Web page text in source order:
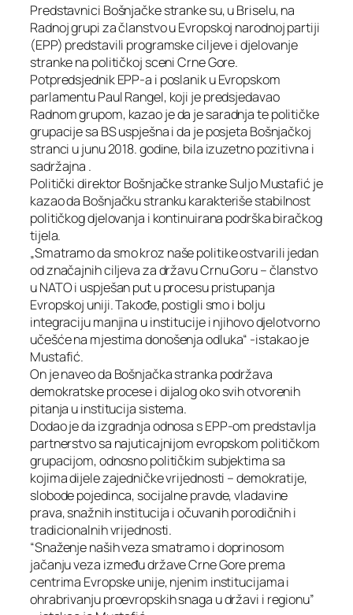
Predstavnici Bošnjačke stranke su, u Briselu, na
Radnoj grupi za članstvo u Evropskoj narodnoj partiji
(EPP) predstavili programske ciljeve i djelovanje
stranke na političkoj sceni Crne Gore.
Potpredsjednik EPP-a i poslanik u Evropskom
parlamentu Paul Rangel, koji je predsjedavao
Radnom grupom, kazao je da je saradnja te političke
grupacije sa BS uspješna i da je posjeta Bošnjačkoj
stranci u junu 2018. godine, bila izuzetno pozitivna i
sadržajna .
Politički direktor Bošnjačke stranke Suljo Mustafić je
kazao da Bošnjačku stranku karakteriše stabilnost
političkog djelovanja i kontinuirana podrška biračkog
tijela.
„Smatramo da smo kroz naše politike ostvarili jedan
od značajnih ciljeva za državu Crnu Goru – članstvo
u NATO i uspješan put u procesu pristupanja
Evropskoj uniji. Takođe, postigli smo i bolju
integraciju manjina u institucije i njihovo djelotvorno
učešće na mjestima donošenja odluka“ -istakao je
Mustafić.
On je naveo da Bošnjačka stranka podržava
demokratske procese i dijalog oko svih otvorenih
pitanja u institucija sistema.
Dodao je da izgradnja odnosa s EPP-om predstavlja
partnerstvo sa najuticajnijom evropskom političkom
grupacijom, odnosno političkim subjektima sa
kojima dijele zajedničke vrijednosti – demokratije,
slobode pojedinca, socijalne pravde, vladavine
prava, snažnih institucija i očuvanih porodičnih i
tradicionalnih vrijednosti.
“Snaženje naših veza smatramo i doprinosom
jačanju veza između države Crne Gore prema
centrima Evropske unije, njenim institucijama i
ohrabrivanju proevropskih snaga u državi i regionu”